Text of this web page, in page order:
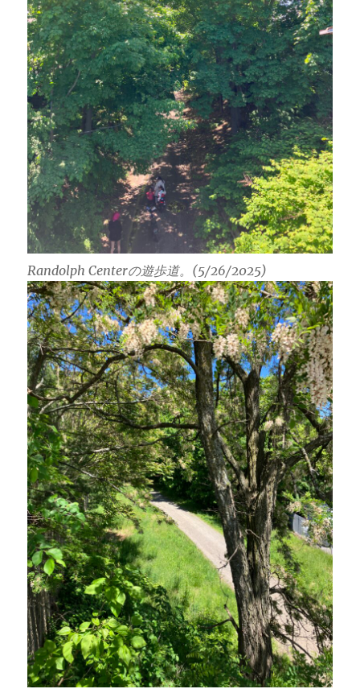
Randolph Centerの遊歩道。(5/26/2025)